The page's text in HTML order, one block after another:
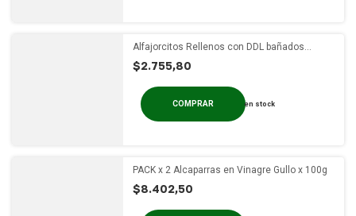
Alfajorcitos Rellenos con DDL bañados
$2.755,80
en stock
PACK x 2 Alcaparras en Vinagre Gullo x 100g
$8.402,50